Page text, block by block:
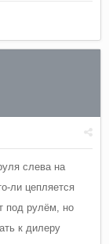
слева на
ли цепляется
под рулём, но
к дилеру